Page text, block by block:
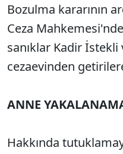
Bozulma kararının
Ceza
sanıklar Kadir
cezaevinden
ANNE
Hakkında